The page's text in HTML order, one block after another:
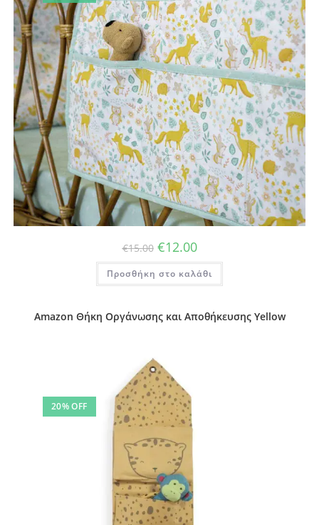
€15.00 Original
price
was:
€15.00.
€12.00Η
τρέχουσα
τιμή
είναι:
€12.00.
Προσθήκη στο καλάθι
Amazon Θήκη Οργάνωσης και Αποθήκευσης Yellow
20% OFF